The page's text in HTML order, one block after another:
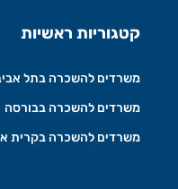
קטגוריות ראשיות
משרדים להשכרה בתל
משרדים להשכרה בבורסה
משרדים להשכרה בקרית